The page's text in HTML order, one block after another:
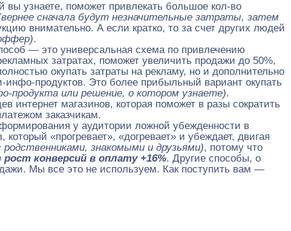
вы узнаете, поможет привлекать большое кол-во
сначала будут незначительные затраты, затем
внимательно. А если кратко, то за счет других людей
.
— это универсальная схема по привлечению
затратах, поможет увеличить продажи до 50%,
окупать затраты на рекламу, но и дополнительно
продуктов. Это более прибыльный вариант окупать
продукта или решение, о котором узнаете).
интернет магазинов, которая поможет в разы сократить
заказчикам.
у аудитории ложной убежденности в
«прогревает», «догревает» и убеждает, двигая
знакомыми и друзьями), потому что
конверсий в оплату +16%. Другие способы, о
Мы все это не используем. Как поступить вам —